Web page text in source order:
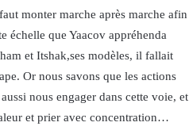
monter marche après marche afin
échelle que Yaacov appréhenda
et Itshak,ses modèles, il fallait
Or nous savons que les actions
nous engager dans cette voie, et
et prier avec concentration…